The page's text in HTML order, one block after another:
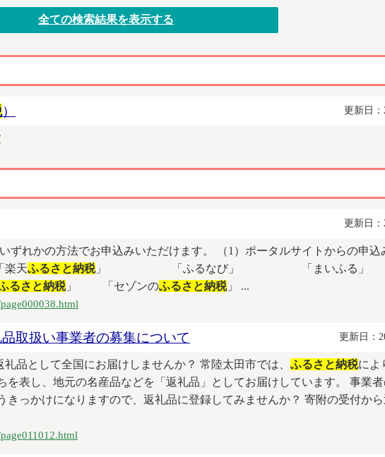
） 更新日：
更新日：
ずれかの方法でお申込みいただけます。 （1）ポータルサイトからの
天ふるさと納税」 「ふるなび」 「まいふ
るさと納税」 「セゾンのふるさと納税」 ...
取扱い事業者の募集について 更新日：
礼品として全国にお届けしませんか？ 常陸太田市では、 ふるさと納税によ
を表し、地元の名産品などを「返礼品」としてお届けしています。 事業
きっかけになりますので、返礼品に登録してみませんか？ 寄附の受付か